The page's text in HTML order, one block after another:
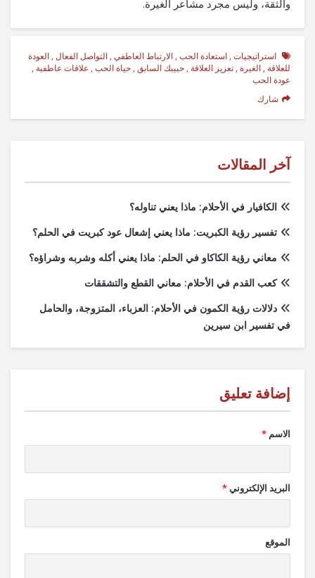
والثقة، وليس مجرد مشاعر الغيرة.
استراتيجيات , استعادة الحب , الارتباط العاطفي , التواصل الفعال , العودة
للعلاقة , الغيرة , تعزيز العلاقة , حبيبك السابق , حياة الحب , علاقات عاطفية ,
عودة الحب
شارك
آخر المقالات
الكافيار في الأحلام: ماذا يعني تناوله؟
تفسير رؤية الكبريت: ماذا يعني إشعال عود كبريت في الحلم؟
معاني رؤية الكاكاو في الحلم: ماذا يعني أكله وشربه وشراؤه؟
كعب القدم في الأحلام: معاني القطع والتشققات
دلالات رؤية الكمون في الأحلام: العزباء، المتزوجة، والحامل
في تفسير ابن سيرين
الاسم *
البريد الإلكتروني*
الموقع